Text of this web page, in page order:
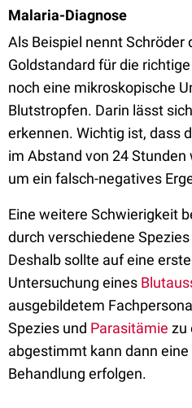
Malaria-Diagnose
Als Beispiel nennt Schröder
Goldstandard für die
noch eine mikroskopische
Blutstropfen. Darin lässt
erkennen. Wichtig ist, dass
im Abstand von 24
um ein falsch-negatives
Eine weitere Schwierigkeit
durch verschiedene
Deshalb sollte auf eine
Untersuchung eines
ausgebildetem
Spezies und Parasitämie zu
abgestimmt kann dann
Behandlung erfolgen.